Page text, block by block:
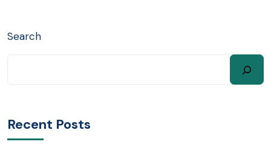
Search
Recent Posts